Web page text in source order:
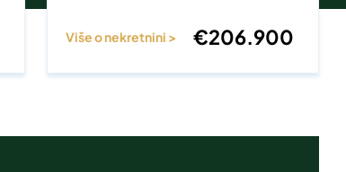
Više o nekretnini > €206.900